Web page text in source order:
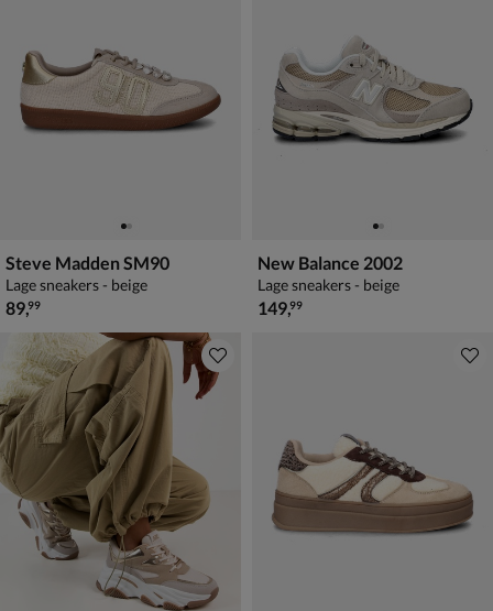
Steve Madden SM90
Lage sneakers - beige
€ 89,99
89,99
New Balance 2002
Lage sneakers - beige
€ 149,99
149,99